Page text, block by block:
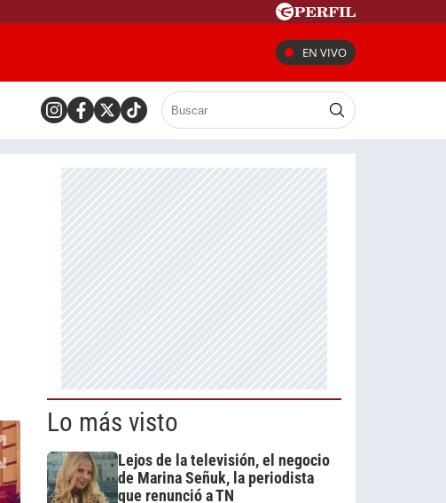
EN VIVO
Lo más visto
Lejos de la televisión, el negocio
de Marina Señuk, la periodista
que renunció a TN